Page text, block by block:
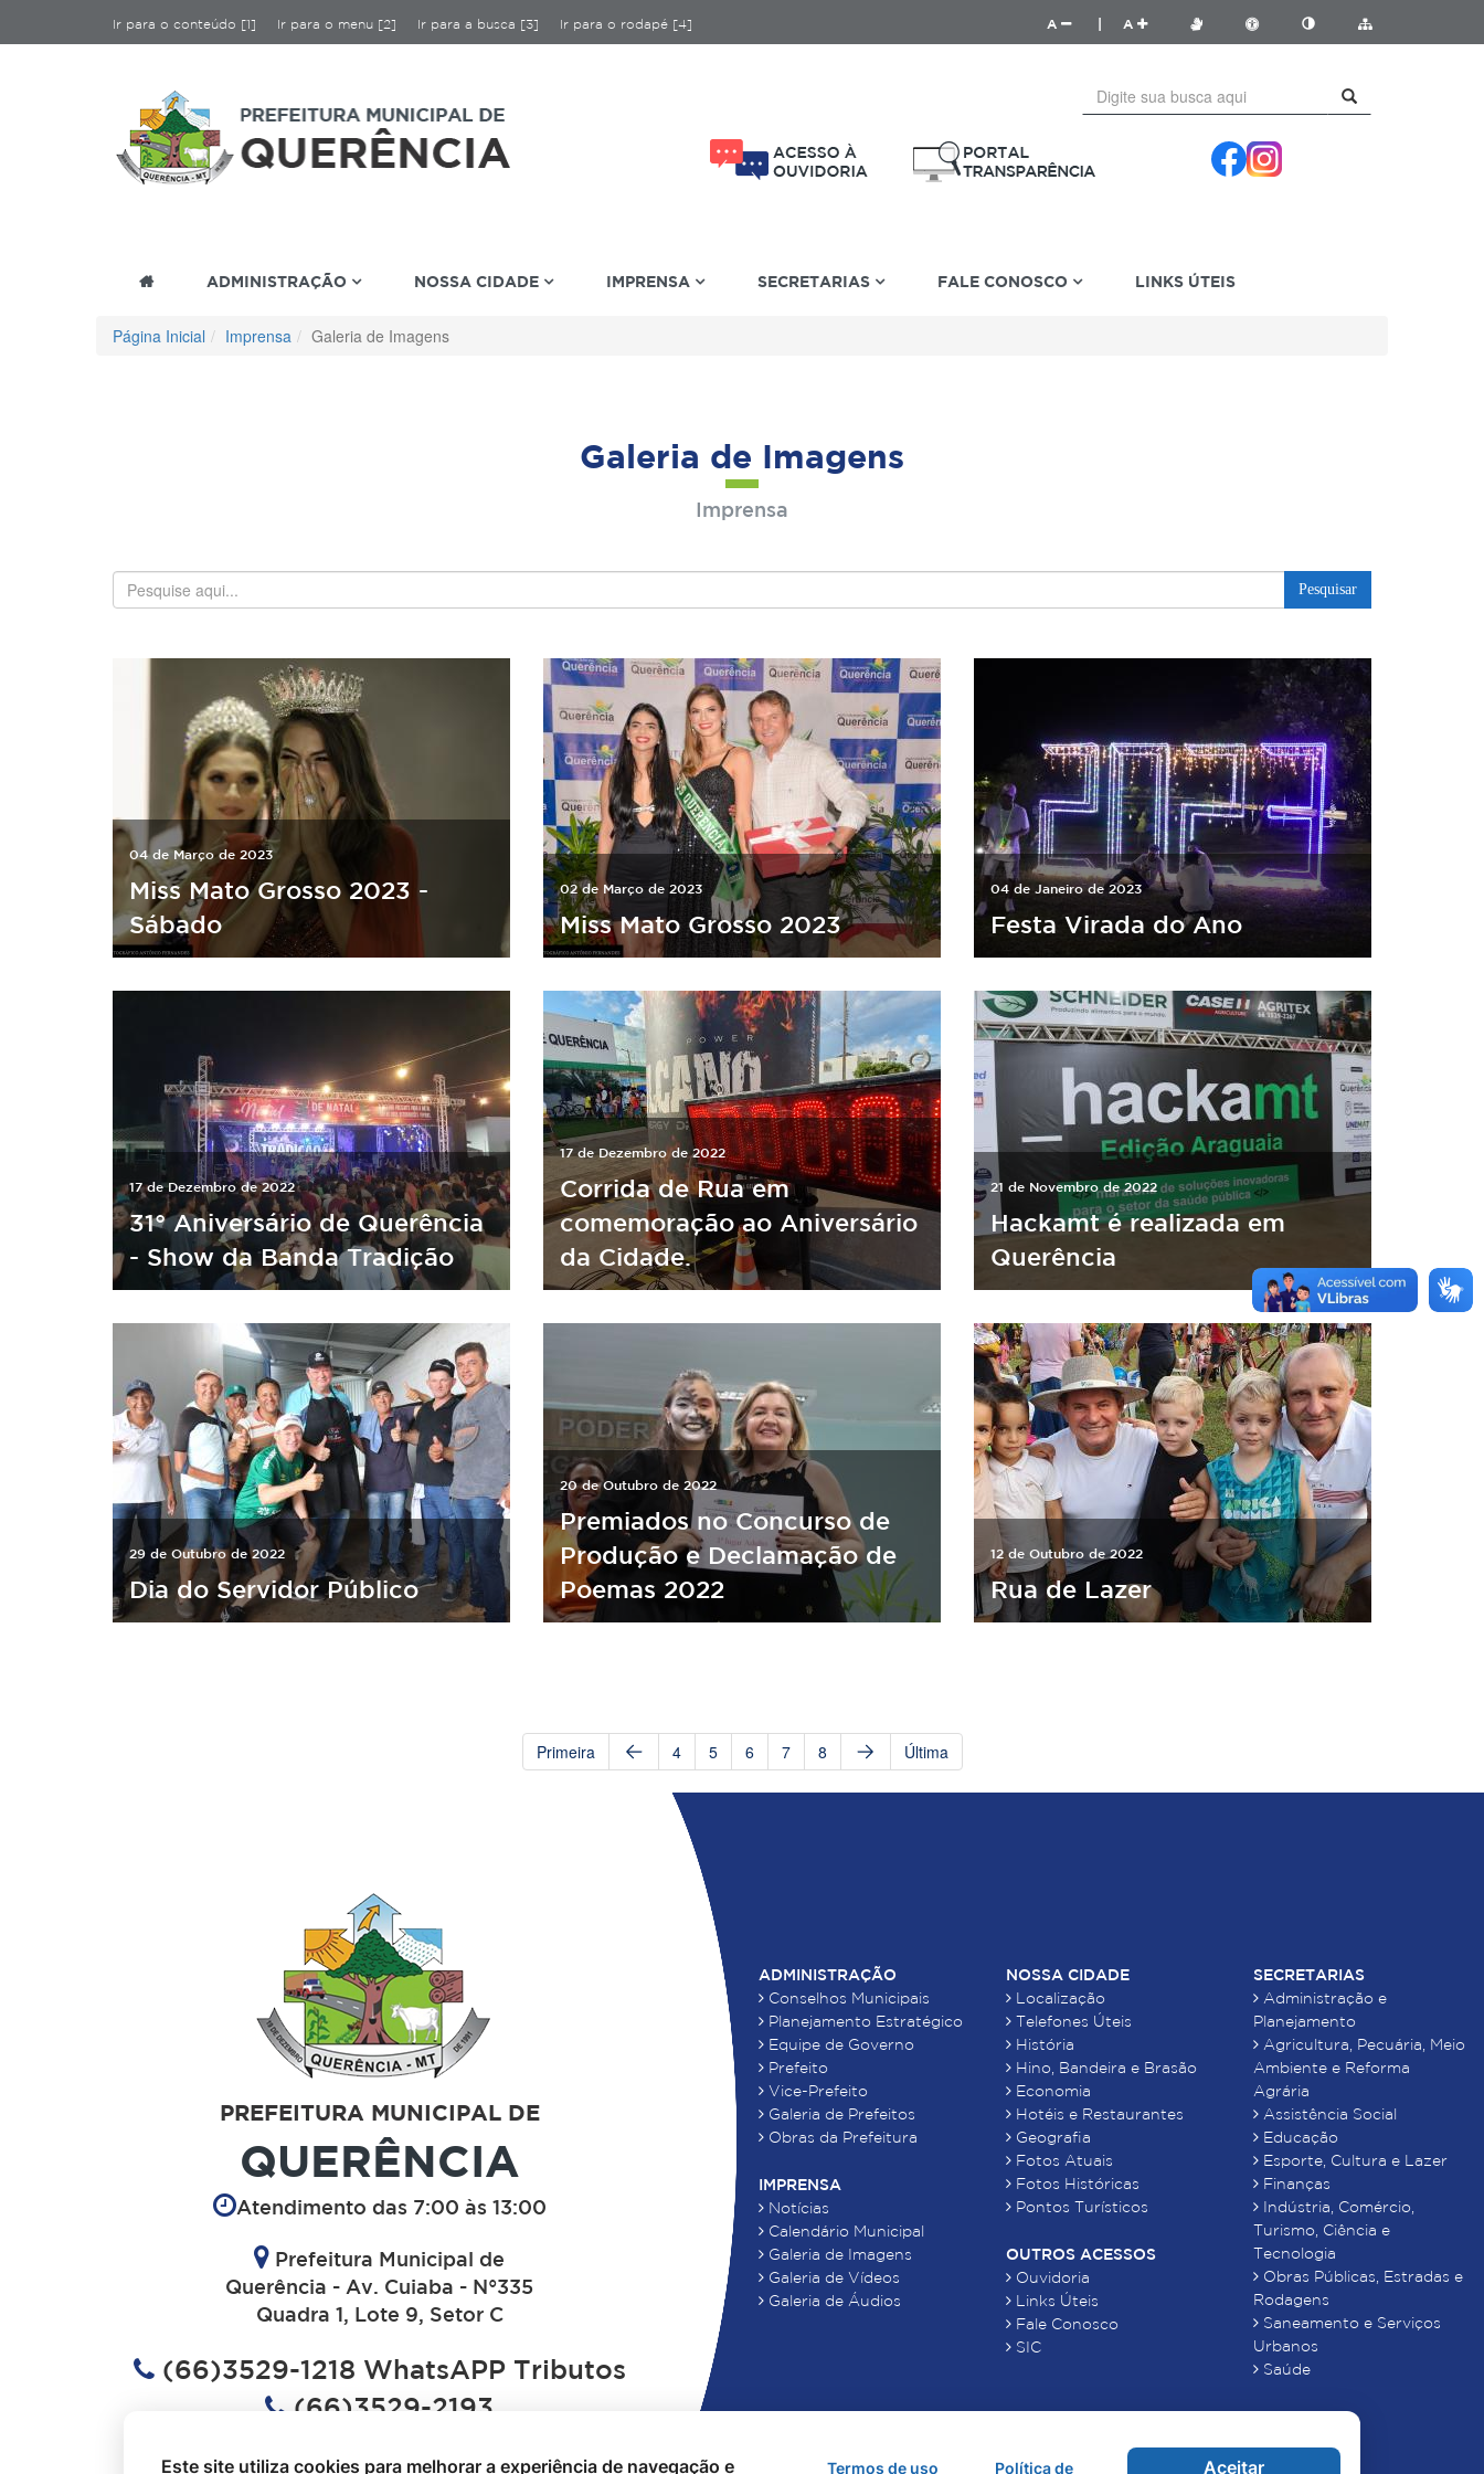
Ir para o conteúdo [1] Ir para o menu [2] Ir para a busca [3] Ir para o rodapé [4] A A
ADMINISTRAÇÃO NOSSA CIDADE IMPRENSA SECRETARIAS FALE CONOSCO LINKS ÚTEIS
Página Inicial Imprensa Galeria de Imagens
Galeria de Imagens
Imprensa
Pesquisar
04 de Março de 2023
Miss Mato Grosso 2023 -
Sábado
02 de Março de 2023
Miss Mato Grosso 2023
04 de Janeiro de 2023
Festa Virada do Ano
17 de Dezembro de 2022
31° Aniversário de Querência
- Show da Banda Tradição
17 de Dezembro de 2022
Corrida de Rua em
comemoração ao Aniversário
da Cidade.
21 de Novembro de 2022
Hackamt é realizada em
Querência
29 de Outubro de 2022
Dia do Servidor Público
20 de Outubro de 2022
Premiados no Concurso de
Produção e Declamação de
Poemas 2022
12 de Outubro de 2022
Rua de Lazer
Primeira 4 5 6 7 8 Última
PREFEITURA MUNICIPAL DE
QUERÊNCIA
Atendimento das 7:00 às 13:00
Prefeitura Municipal de
Querência - Av. Cuiaba - N°335
Quadra 1, Lote 9, Setor C
(66)3529-1218 WhatsAPP Tributos
(66)3529-2193
ADMINISTRAÇÃO
Conselhos Municipais
Planejamento Estratégico
Equipe de Governo
Prefeito
Vice-Prefeito
Galeria de Prefeitos
Obras da Prefeitura
IMPRENSA
Notícias
Calendário Municipal
Galeria de Imagens
Galeria de Vídeos
Galeria de Áudios
NOSSA CIDADE
Localização
Telefones Úteis
História
Hino, Bandeira e Brasão
Economia
Hotéis e Restaurantes
Geografia
Fotos Atuais
Fotos Históricas
Pontos Turísticos
OUTROS ACESSOS
Ouvidoria
Links Úteis
Fale Conosco
SIC
SECRETARIAS
Administração e
Planejamento
Agricultura, Pecuária, Meio
Ambiente e Reforma
Agrária
Assistência Social
Educação
Esporte, Cultura e Lazer
Finanças
Indústria, Comércio,
Turismo, Ciência e
Tecnologia
Obras Públicas, Estradas e
Rodagens
Saneamento e Serviços
Urbanos
Saúde
Este site utiliza cookies para melhorar a experiência de navegação e Termos de uso Política de Aceitar